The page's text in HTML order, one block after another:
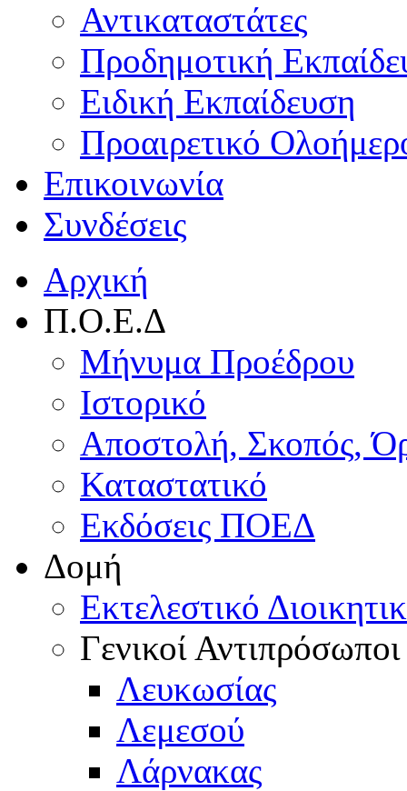
Αντικαταστάτες
Προδημοτική
Ειδική Εκπαίδευση
Προαιρετικό
Επικοινωνία
Συνδέσεις
Αρχική
Π.Ο.Ε.Δ
Μήνυμα Προέδρου
Ιστορικό
Αποστολή, Σκοπός,
Καταστατικό
Εκδόσεις ΠΟΕΔ
Δομή
Εκτελεστικό
Γενικοί Αντιπρόσωποι
Λευκωσίας
Λεμεσού
Λάρνακας